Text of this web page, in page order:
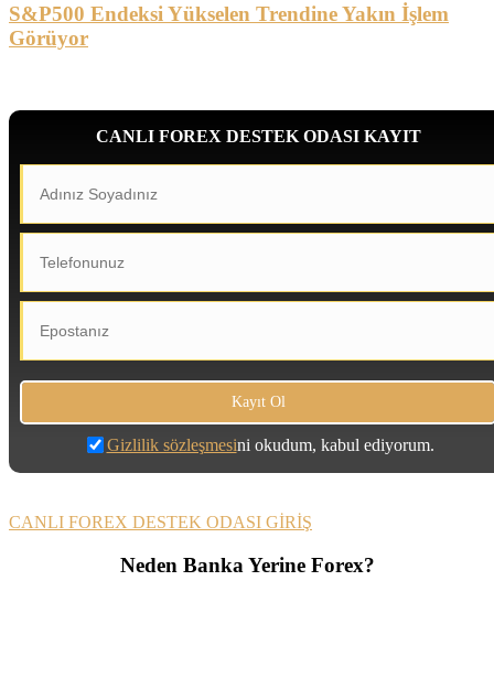
S&P500 Endeksi Yükselen Trendine Yakın İşlem
Görüyor
CANLI FOREX DESTEK ODASI KAYIT
Gizlilik sözleşmesini okudum, kabul ediyorum.
CANLI FOREX DESTEK ODASI GİRİŞ
Neden Banka Yerine Forex?